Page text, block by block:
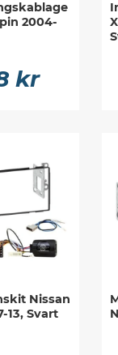
2004-
kr
Nissan
13, Svart